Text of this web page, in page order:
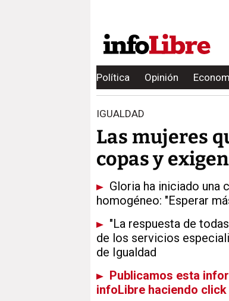
Política Opinión
IGUALDAD
Las mujeres
copas y
Gloria ha iniciado una
homogéneo: "Esperar
"La respuesta de
de los servicios
de Igualdad
Publicamos esta
infoLibre haciendo